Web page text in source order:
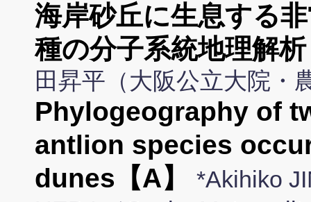
海岸砂丘に生息する
種の分子系統地理解
田昇平（大阪公立大院・
Phylogeography of
antlion species
dunes【A】
*Akihiko